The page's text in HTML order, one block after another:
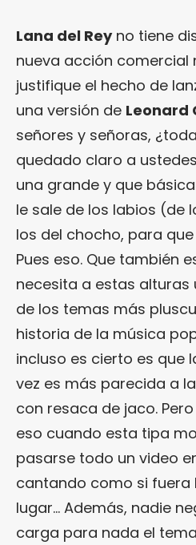
Lana del Reyno tiene
nueva acción comercial
justifique el hecho de
una versión de Leonard
señores y señoras,
quedado claro a
una grande y que
le sale de los labios (de
los del chocho, para
Pues eso. Que también
necesita a estas alturas
de los temas más
historia de la música
incluso es cierto es que
vez es más parecida a
con resaca de jaco.
eso cuando esta tipa
pasarse todo un video
cantando como si fuera
lugar… Además, nadie
carga para nada el